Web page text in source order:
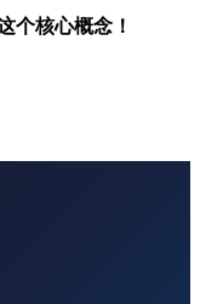
个核心概念！